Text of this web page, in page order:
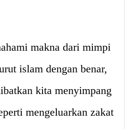
makna dari mimpi
islam dengan benar,
kita menyimpang
mengeluarkan zakat